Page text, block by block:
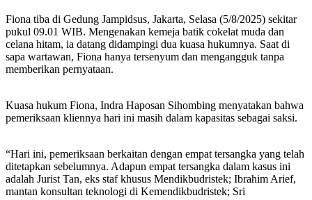
Fiona tiba di Gedung Jampidsus, Jakarta, Selasa (5/8/2025) sekitar
pukul 09.01 WIB. Mengenakan kemeja batik cokelat muda dan
celana hitam, ia datang didampingi dua kuasa hukumnya. Saat di
sapa wartawan, Fiona hanya tersenyum dan mengangguk tanpa
memberikan pernyataan.
Kuasa hukum Fiona, Indra Haposan Sihombing menyatakan bahwa
pemeriksaan kliennya hari ini masih dalam kapasitas sebagai saksi.
“Hari ini, pemeriksaan berkaitan dengan empat tersangka yang telah
ditetapkan sebelumnya. Adapun empat tersangka dalam kasus ini
adalah Jurist Tan, eks staf khusus Mendikbudristek; Ibrahim Arief,
mantan konsultan teknologi di Kemendikbudristek; Sri